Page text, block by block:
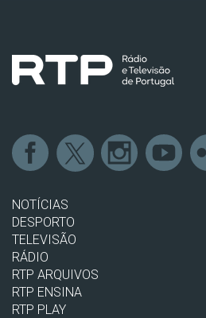
NOTÍCIAS
DESPORTO
TELEVISÃO
RÁDIO
RTP ARQUIVOS
RTP ENSINA
RTP PLAY